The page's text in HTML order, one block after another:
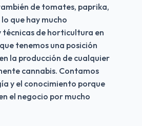
de tomates, paprika,
que hay mucho
técnicas de horticultura en
tenemos una posición
la producción de cualquier
cannabis. Contamos
y el conocimiento porque
el negocio por mucho